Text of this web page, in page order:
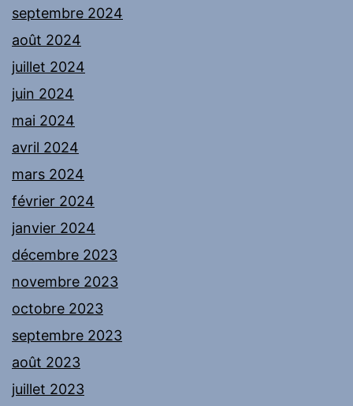
septembre 2024
août 2024
juillet 2024
juin 2024
mai 2024
avril 2024
mars 2024
février 2024
janvier 2024
décembre 2023
novembre 2023
octobre 2023
septembre 2023
août 2023
juillet 2023